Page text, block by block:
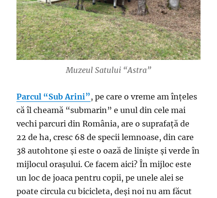
Muzeul Satului “Astra”
Parcul “Sub Arini” , pe care o vreme am înțeles
că îl cheamă “submarin” e unul din cele mai
vechi parcuri din România, are o suprafață de
22 de ha, cresc 68 de specii lemnoase, din care
38 autohtone și este o oază de liniște și verde în
mijlocul orașului. Ce facem aici? În mijloc este
un loc de joaca pentru copii, pe unele alei se
poate circula cu bicicleta, deși noi nu am făcut